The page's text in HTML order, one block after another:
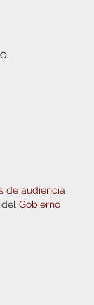
de audiencia
Gobierno